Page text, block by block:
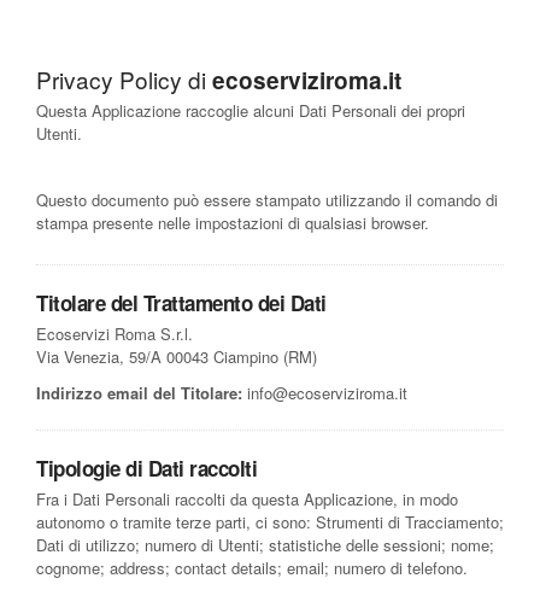
Privacy Policy di ecoserviziroma.it
Questa Applicazione raccoglie alcuni Dati Personali dei propri
Utenti.
Questo documento può essere stampato utilizzando il comando di
stampa presente nelle impostazioni di qualsiasi browser.
Titolare del Trattamento dei Dati
Ecoservizi Roma S.r.l.
Via Venezia, 59/A 00043 Ciampino (RM)
Indirizzo email del Titolare: info@ecoserviziroma.it
Tipologie di Dati raccolti
Fra i Dati Personali raccolti da questa Applicazione, in modo
autonomo o tramite terze parti, ci sono: Strumenti di Tracciamento;
Dati di utilizzo; numero di Utenti; statistiche delle sessioni; nome;
cognome; address; contact details; email; numero di telefono.